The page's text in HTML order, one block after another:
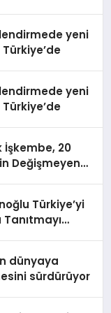
yeni
yeni
İşkembe, 20
Değişmeyen
Türkiye’yi
dünyaya
sürdürüyor